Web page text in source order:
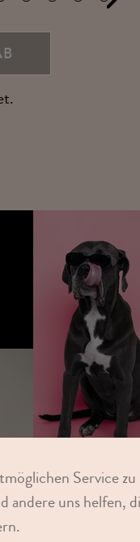
TERMIN
BUCHEN
Service zu
andere uns helfen,